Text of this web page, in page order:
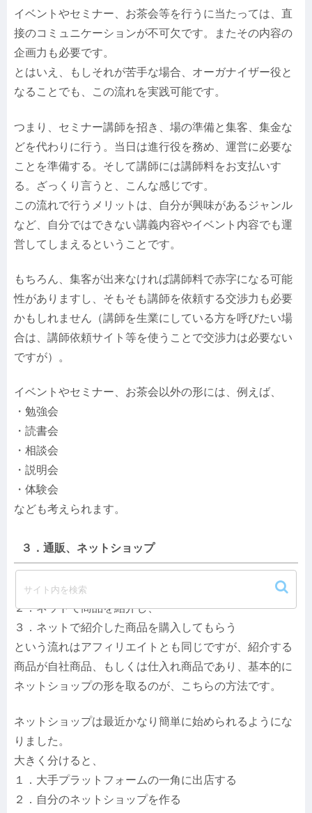
イベントやセミナー、お茶会等を行うに当たっては、直
接のコミュニケーションが不可欠です。またその内容の
企画力も必要です。
とはいえ、もしそれが苦手な場合、オーガナイザー役と
なることでも、この流れを実践可能です。
つまり、セミナー講師を招き、場の準備と集客、集金な
どを代わりに行う。当日は進行役を務め、運営に必要な
ことを準備する。そして講師には講師料をお支払いす
る。ざっくり言うと、こんな感じです。
この流れで行うメリットは、自分が興味があるジャンル
など、自分ではできない講義内容やイベント内容でも運
営してしまえるということです。
もちろん、集客が出来なければ講師料で赤字になる可能
性がありますし、そもそも講師を依頼する交渉力も必要
かもしれません（講師を生業にしている方を呼びたい場
合は、講師依頼サイト等を使うことで交渉力は必要ない
ですが）。
イベントやセミナー、お茶会以外の形には、例えば、
・勉強会
・読書会
・相談会
・説明会
・体験会
なども考えられます。
３．通販、ネットショップ
１．ネットで見込み客を集め、
２．ネットで商品を紹介し、
３．ネットで紹介した商品を購入してもらう
という流れはアフィリエイトとも同じですが、紹介する
商品が自社商品、もしくは仕入れ商品であり、基本的に
ネットショップの形を取るのが、こちらの方法です。
ネットショップは最近かなり簡単に始められるようにな
りました。
大きく分けると、
１．大手プラットフォームの一角に出店する
２．自分のネットショップを作る